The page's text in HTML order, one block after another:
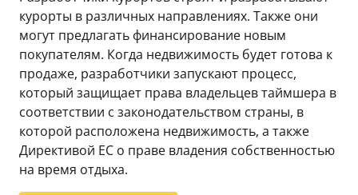
курорты в различных направлениях. Также они
могут предлагать финансирование новым
покупателям. Когда недвижимость будет готова к
продаже, разработчики запускают процесс,
который защищает права владельцев таймшера в
соответствии с законодательством страны, в
которой расположена недвижимость, а также
Директивой ЕС о праве владения собственностью
на время отдыха.